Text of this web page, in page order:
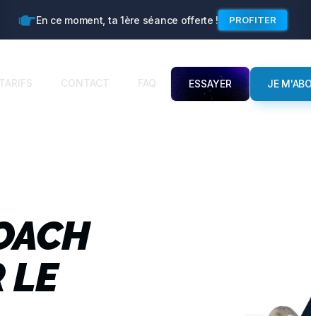
En ce moment, ta 1ère séance offerte ! PROFITER
TARIFS CONTACT FAQ ESSAYER JE
LE